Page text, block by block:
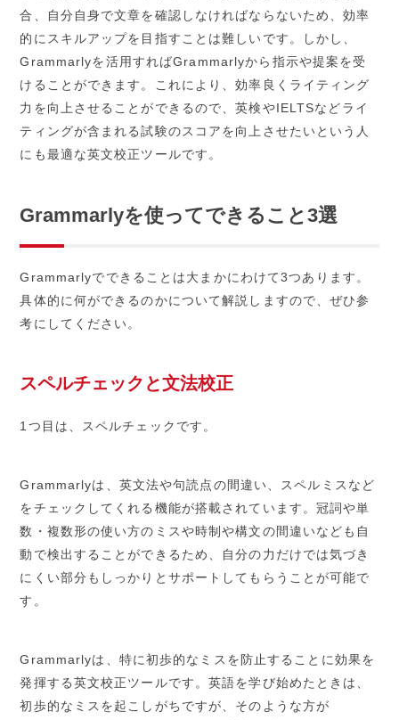
合、自分自身で文章を確認しなければならないため、効率
的にスキルアップを目指すことは難しいです。しかし、
Grammarlyを活用すればGrammarlyから指示や提案を受
けることができます。これにより、効率良くライティング
力を向上させることができるので、英検やIELTSなどライ
ティングが含まれる試験のスコアを向上させたいという人
にも最適な英文校正ツールです。
Grammarlyを使ってできること3選
Grammarlyでできることは大まかにわけて3つあります。
具体的に何ができるのかについて解説しますので、ぜひ参
考にしてください。
スペルチェックと文法校正
1つ目は、スペルチェックです。
Grammarlyは、英文法や句読点の間違い、スペルミスなど
をチェックしてくれる機能が搭載されています。冠詞や単
数・複数形の使い方のミスや時制や構文の間違いなども自
動で検出することができるため、自分の力だけでは気づき
にくい部分もしっかりとサポートしてもらうことが可能で
す。
Grammarlyは、特に初歩的なミスを防止することに効果を
発揮する英文校正ツールです。英語を学び始めたときは、
初歩的なミスを起こしがちですが、そのような方が